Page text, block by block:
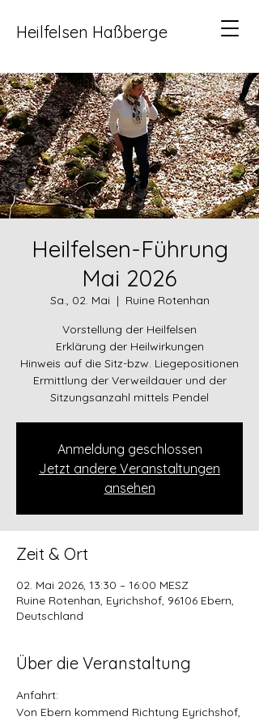
Heilfelsen Haßberge
Heilfelsen-Führung
Mai 2026
Sa., 02. Mai
  |
Ruine Rotenhan
Vorstellung der Heilfelsen
Erklärung der Heilwirkungen
Hinweis auf die Sitz-bzw. Liegepositionen
Ermittlung der Verweildauer und der
Sitzungsanzahl mittels Pendel
Anmeldung geschlossen
Jetzt andere Veranstaltungen
ansehen
Zeit & Ort
02. Mai 2026, 13:30 – 16:00 MESZ
Ruine Rotenhan, Eyrichshof, 96106 Ebern,
Deutschland
Über die Veranstaltung
Anfahrt:
Von Ebern kommend Richtung Eyrichshof,